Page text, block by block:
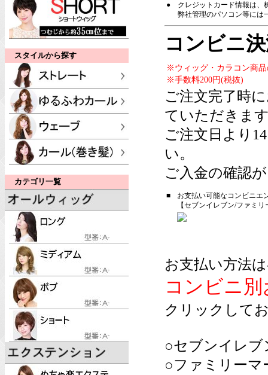
スタイルから探す
カテゴリ一覧
●
クレジットカード情報は、
弊社管理のパソコン等には
コンビニ
※ウィッグ・カラコン商
※手数料200円(税抜)
ご注文完了時
ていただきま
ご注文日より
い。
ご入金の確認
■
お支払い可能なコンビニエ
【セブンイレブン/ファミ
お支払い方法
コンビニ
クリックして
○セブンイレブ
○ファミリーマ